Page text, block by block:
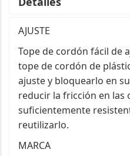
AJUSTE
Tope de cordón fácil de
tope de cordón de
ajuste y bloquearlo en
reducir la fricción en las
suficientemente
reutilizarlo.
MARCA